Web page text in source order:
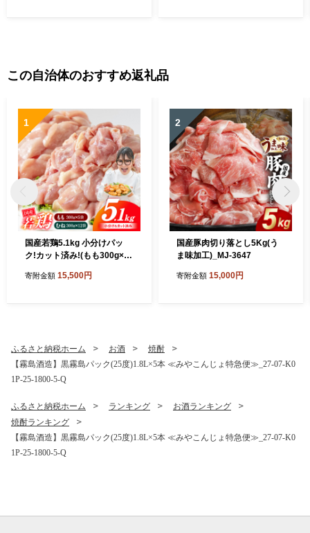
この自治体のおすすめ返礼品
1
国産若鶏5.1kg 小分けパッ
ク!カット済み!(もも300g×5
-007-N5100g
寄附金額 15,500円
2
国産豚肉切り落とし5Kg(う
ま味加工)_MJ-3647
寄附金額 15,000円
ふるさと納税ホーム お酒
焼酎
【霧島酒造】黒霧島パック(25度)1.8L×5本 ≪みやこんじょ特急便≫_27-07-K0
1P-25-1800-5-Q
ふるさと納税ホーム ランキング
お酒ランキング
焼酎ランキング
【霧島酒造】黒霧島パック(25度)1.8L×5本 ≪みやこんじょ特急便≫_27-07-K0
1P-25-1800-5-Q